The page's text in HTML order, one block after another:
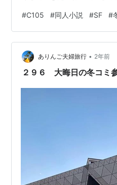
ケット105の2日目です。例
でご注意ください。 既にア
ているようですが、アニメ
ックス等でリストバンド型参
加できるようですので、ご興
#C105 #同人小説 #SF #
ありんご夫婦旅行 • 2年前
２９６ 大晦日の冬コミ